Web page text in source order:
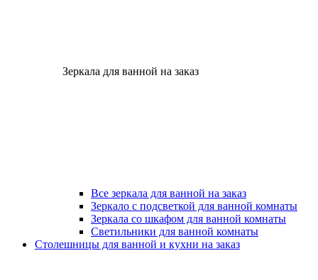
Зеркала для ванной на заказ
Все зеркала для ванной на заказ
Зеркало с подсветкой для ванной комнаты
Зеркала со шкафом для ванной комнаты
Светильники для ванной комнаты
Столешницы для ванной и кухни на заказ